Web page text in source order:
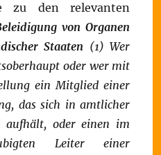
zu den relevanten
von Organen
Staaten (1) Wer
oder wer mit
ein Mitglied einer
das sich in amtlicher
aufhält, oder einen im
Leiter einer